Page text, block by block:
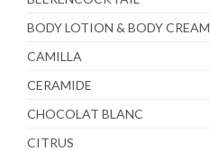
BODY LOTION & BODY CREAM
CAMILLA
CERAMIDE
CHOCOLAT BLANC
CITRUS